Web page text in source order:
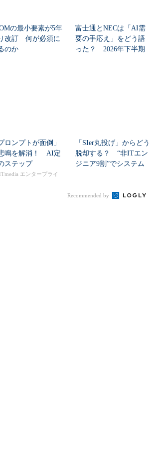
の最小要素が5年
改訂 何が必須に
のか
富士通とNECは「AI需
要の手応え」をどう語
った？ 2026年下半期
ロンプトが面倒」
鳴を解消！ AI定
ステップ
エンタープライ
「SIer丸投げ」からどう
脱却する？ “非ITエン
ジニア9割”でシステム
Recommended by